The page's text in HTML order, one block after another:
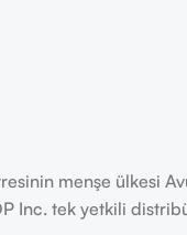
menşe ülkesi
Inc. tek yetkili